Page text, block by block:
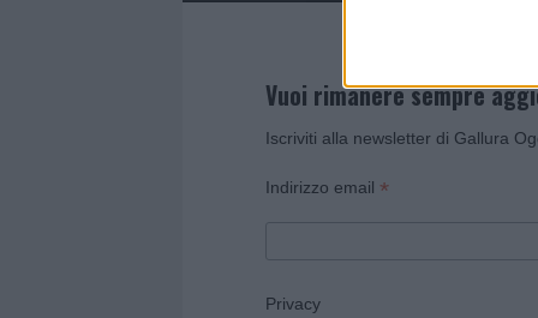
Vuoi rimanere sempre
Iscriviti alla newsletter di Gallura
Indirizzo email *
Privacy